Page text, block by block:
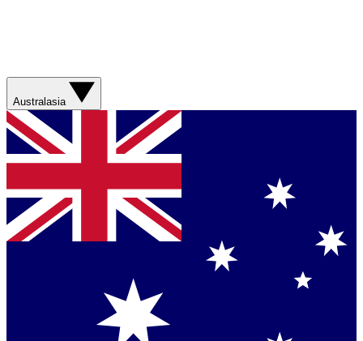
Australasia